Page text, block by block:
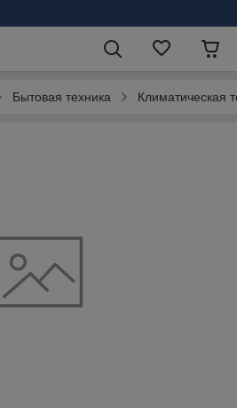
Бытовая техника Климатическая